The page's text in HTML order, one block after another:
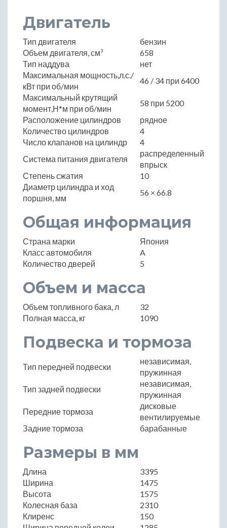
Двигатель
Тип двигателя
бензин
Объем двигателя, см³
658
Тип наддува
нет
Максимальная мощность,л.с./
кВт при об/мин
46 / 34 при 6400
Максимальный крутящий
момент,Н*м при об/мин
58 при 5200
Расположение цилиндров
рядное
Количество цилиндров
4
Число клапанов на цилиндр
4
Система питания двигателя
распределенный
впрыск
Степень сжатия
10
Диаметр цилиндра и ход
поршня, мм
56 × 66.8
Общая информация
Страна марки
Япония
Класс автомобиля
A
Количество дверей
5
Объем и масса
Объем топливного бака, л
32
Полная масса, кг
1090
Подвеска и тормоза
Тип передней подвески
независимая,
пружинная
Тип задней подвески
независимая,
пружинная
Передние тормоза
дисковые
вентилируемые
Задние тормоза
барабанные
Размеры в мм
Длина
3395
Ширина
1475
Высота
1575
Колесная база
2310
Клиренс
150